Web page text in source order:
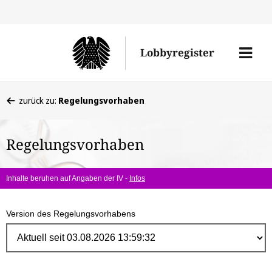
Lobbyregister
Menü
befinden
hier:
zurück zu: Regelungsvorhaben
Regelungsvorhaben
Inhalte beruhen auf Angaben der IV - Infos
Version des Regelungsvorhabens